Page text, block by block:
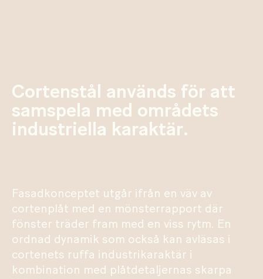
Cortenstål används för att
samspela med områdets
industriella karaktär.
Fasadkonceptet utgår ifrån en väv av
cortenplåt med en mönsterrapport där
fönster träder fram med en viss rytm. En
ordnad dynamik som också kan avläsas i
cortenets ruffa industrikaraktär i
kombination med plåtdetaljernas skarpa